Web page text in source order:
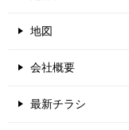
地図
会社概要
最新チラシ